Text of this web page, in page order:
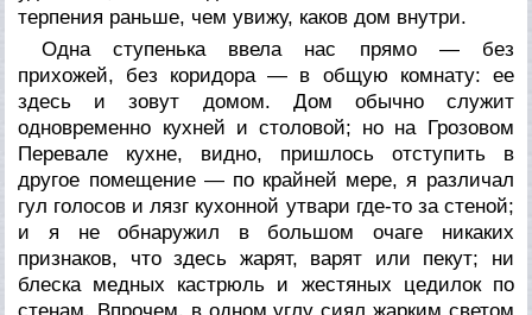
терпения раньше, чем увижу, каков дом внутри.
Одна ступенька ввела нас прямо — без
прихожей, без коридора — в общую комнату: ее
здесь и зовут домом. Дом обычно служит
одновременно кухней и столовой; но на Грозовом
Перевале кухне, видно, пришлось отступить в
другое помещение — по крайней мере, я различал
гул голосов и лязг кухонной утвари где-то за стеной;
и я не обнаружил в большом очаге никаких
признаков, что здесь жарят, варят или пекут; ни
блеска медных кастрюль и жестяных цедилок по